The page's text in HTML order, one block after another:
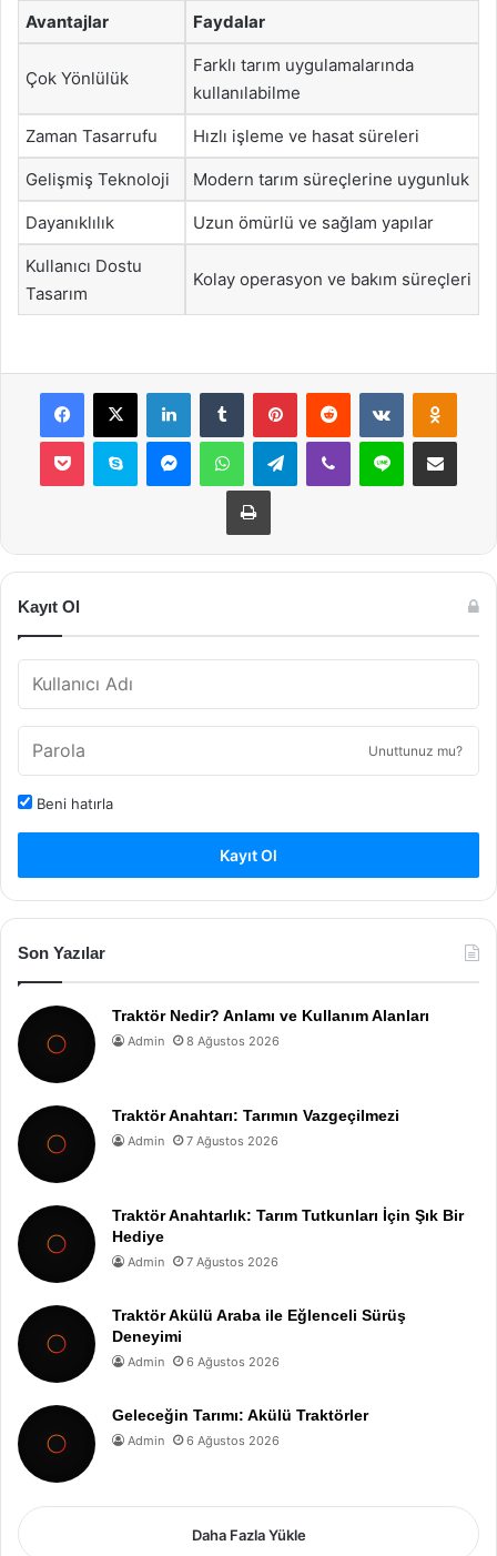
Avantajlar Faydalar
Çok Yönlülük
Farklı tarım uygulamalarında
kullanılabilme
Zaman Tasarrufu Hızlı işleme ve hasat süreleri
Gelişmiş Teknoloji Modern tarım süreçlerine uygunluk
Dayanıklılık Uzun ömürlü ve sağlam yapılar
Kullanıcı Dostu
Tasarım
Kolay operasyon ve bakım süreçleri
Facebook
X LinkedInTumblr PinterestReddit VKontakte
Pocket Skype MessengerWhatsAppTelegramViber Line E-Posta ile
Yazdır
Kayıt Ol
Unuttunuz mu?
Beni hatırla
Kayıt Ol
Son Yazılar
Traktör Nedir? Anlamı ve Kullanım Alanları
Admin 8 Ağustos 2026
Traktör Anahtarı: Tarımın Vazgeçilmezi
Admin 7 Ağustos 2026
Traktör Anahtarlık: Tarım Tutkunları İçin Şık Bir
Hediye
Admin 7 Ağustos 2026
Traktör Akülü Araba ile Eğlenceli Sürüş
Deneyimi
Admin 6 Ağustos 2026
Geleceğin Tarımı: Akülü Traktörler
Admin 6 Ağustos 2026
Daha Fazla Yükle